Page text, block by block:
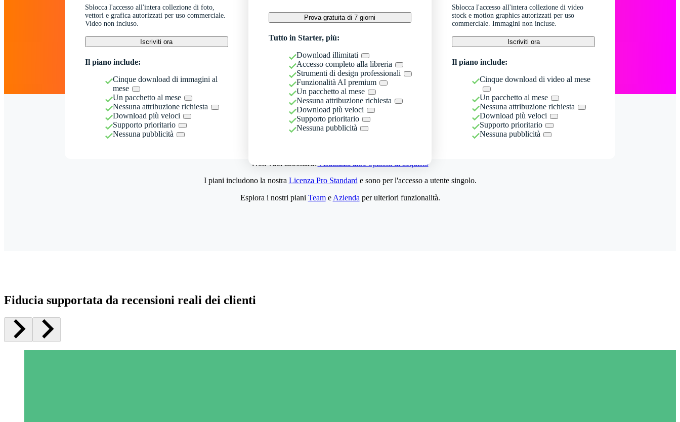
Sblocca l'accesso all'intera collezione di foto,
vettori e grafica autorizzati per uso commerciale.
Video non incluso.
Iscriviti ora
Il piano include:
Cinque download di immagini al
mese
Un pacchetto al mese
Nessuna attribuzione richiesta
Download più veloci
Supporto prioritario
Nessuna pubblicità
Prova gratuita di 7 giorni
Tutto in Starter, più:
Download illimitati
Accesso completo alla libreria
Strumenti di design professionali
Funzionalità AI premium
Un pacchetto al mese
Nessuna attribuzione richiesta
Download più veloci
Supporto prioritario
Nessuna pubblicità
Sblocca l'accesso all'intera collezione di video
stock e motion graphics autorizzati per uso
commerciale. Immagini non incluse.
Iscriviti ora
Il piano include:
Cinque download di video al mese
Un pacchetto al mese
Nessuna attribuzione richiesta
Download più veloci
Supporto prioritario
Nessuna pubblicità
Non vuoi abbonarti?Visualizza altre opzioni di acquisto
I piani includono la nostra Licenza Pro Standard e sono per l'accesso a utente singolo.
Esplora i nostri piani Teame Azienda per ulteriori funzionalità.
Fiducia supportata da recensioni reali dei clienti